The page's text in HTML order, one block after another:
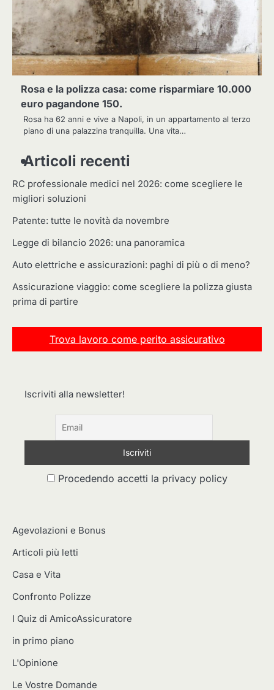
Rosa e la polizza casa: come risparmiare 10.000
euro pagandone 150.
Rosa ha 62 anni e vive a Napoli, in un appartamento al terzo
piano di una palazzina tranquilla. Una vita…
Articoli recenti
RC professionale medici nel 2026: come scegliere le
migliori soluzioni
Patente: tutte le novità da novembre
Legge di bilancio 2026: una panoramica
Auto elettriche e assicurazioni: paghi di più o di meno?
Assicurazione viaggio: come scegliere la polizza giusta
prima di partire
Trova lavoro come perito assicurativo
Iscriviti alla newsletter!
Procedendo accetti la privacy policy
Agevolazioni e Bonus
Articoli più letti
Casa e Vita
Confronto Polizze
I Quiz di AmicoAssicuratore
in primo piano
L'Opinione
Le Vostre Domande